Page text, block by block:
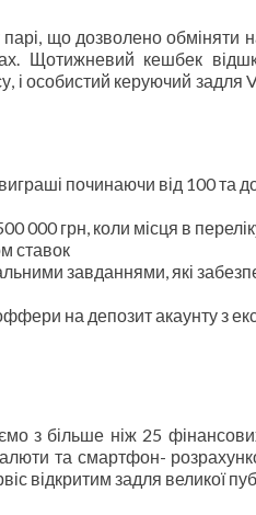
що дозволено обміняти
Щотижневий кешбек
особистий керуючий задля
починаючи від 100 та
000 грн, коли місця в
ставок
завданнями, які
на депозит акаунту з
з більше ніж 25
та смартфон-
відкритим задля великої